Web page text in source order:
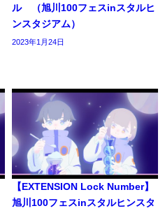
ル （旭川100フェスinスタルヒ
ンスタジアム）
2023年1月24日
【EXTENSION Lock Number】
旭川100フェスinスタルヒンスタ